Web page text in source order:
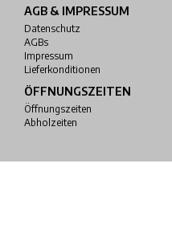
AGB & IMPRESSUM
Datenschutz
AGBs
Impressum
Lieferkonditionen
ÖFFNUNGSZEITEN
Öffnungszeiten
Abholzeiten